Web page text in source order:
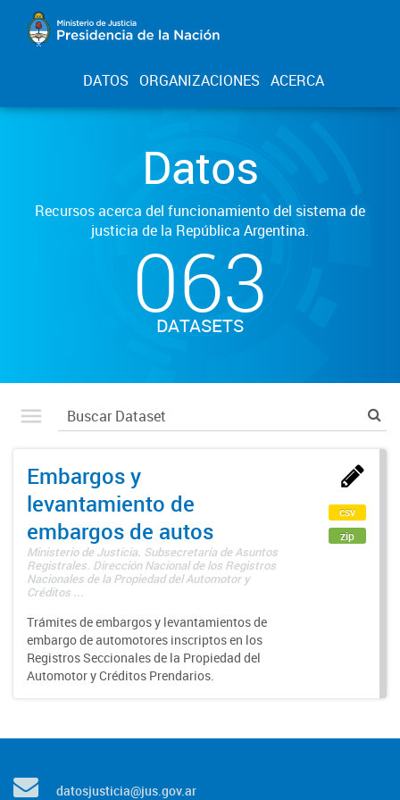
DATOS ORGANIZACIONES ACERCA
Datos
Recursos acerca del funcionamiento del sistema de
justicia de la República Argentina.
063
DATASETS
Embargos y
levantamiento de
embargos de autos
Ministerio de Justicia. Subsecretaría de Asuntos
Registrales. Dirección Nacional de los Registros
Nacionales de la Propiedad del Automotor y
Créditos ...
Trámites de embargos y levantamientos de
embargo de automotores inscriptos en los
Registros Seccionales de la Propiedad del
Automotor y Créditos Prendarios.
csv
zip
datosjusticia@jus.gov.ar